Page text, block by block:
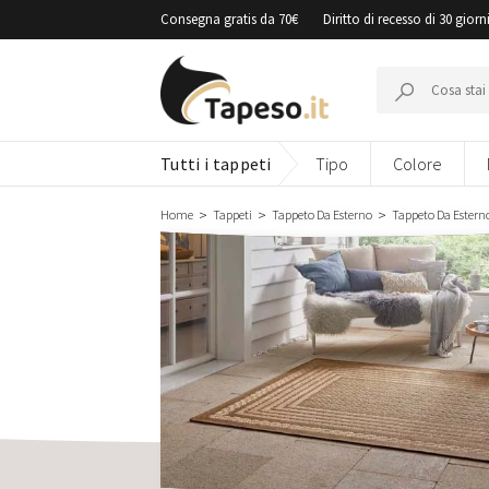
al
Consegna gratis da 70€ Diritto di recesso di 30 giorni
Tutti i tappeti Tipo Colore
Home Tappeti Tappeto Da Esterno Tappeto Da